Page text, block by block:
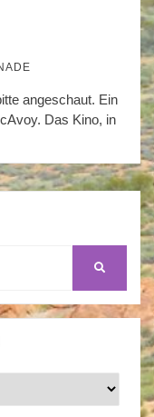
angeschaut. Ein
Das Kino, in
SEARCH